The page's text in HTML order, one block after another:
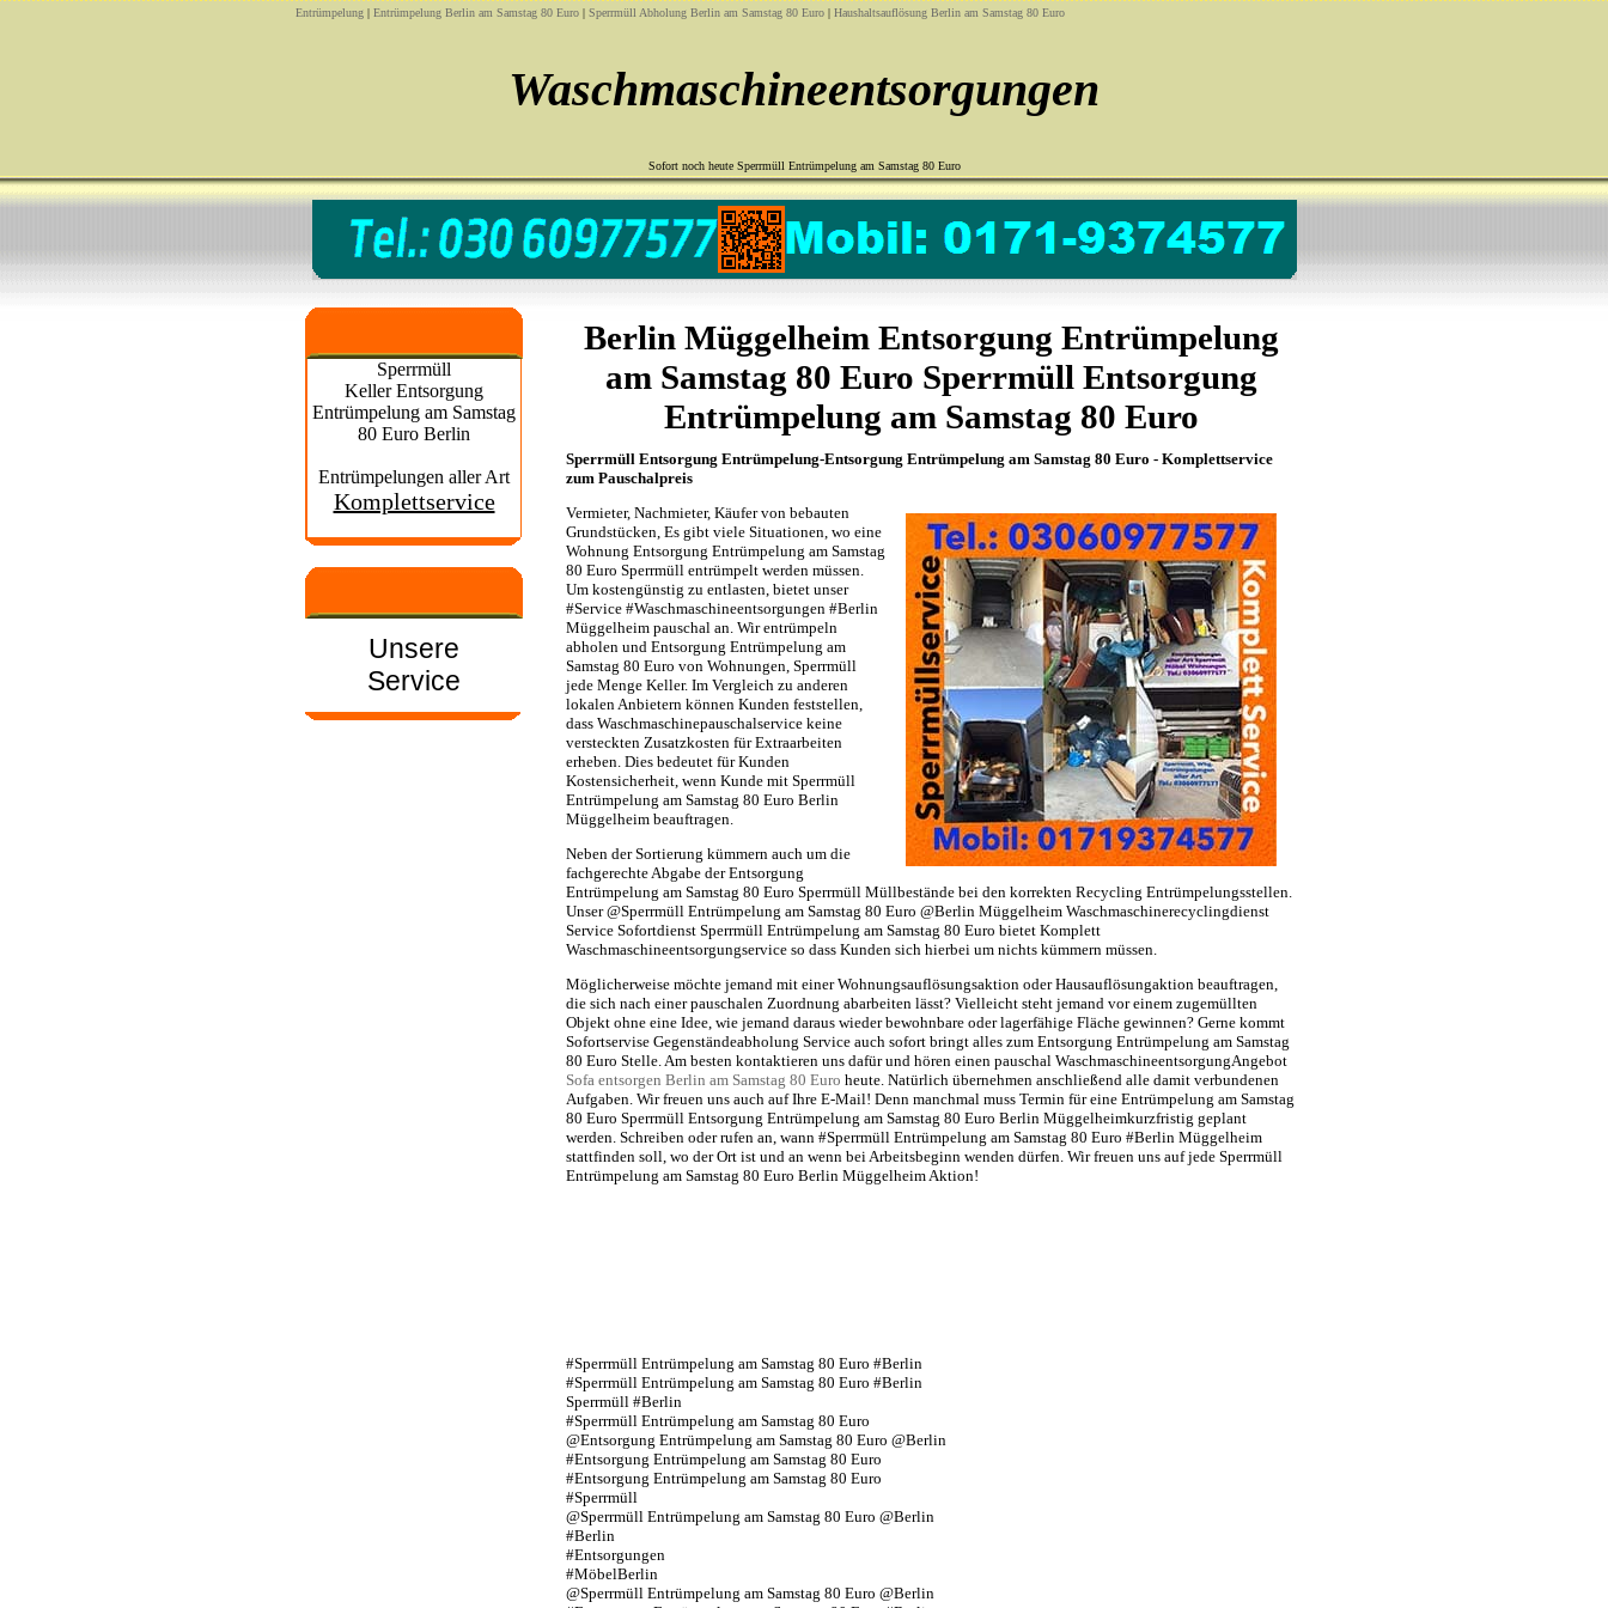
Entrümpelung | Entrümpelung Berlin am Samstag 80 Euro | Sperrmüll Abholung Berlin am Samstag 80 Euro | Haushaltsauflösung Berlin am Samstag 80 Euro
Waschmaschineentsorgungen
Sofort noch heute Sperrmüll Entrümpelung am Samstag 80 Euro
Sperrmüll
Keller Entsorgung
Entrümpelung am Samstag
80 Euro Berlin
Entrümpelungen aller Art
Komplettservice
Unsere
Service
Berlin Müggelheim Entsorgung Entrümpelung
am Samstag 80 Euro Sperrmüll Entsorgung
Entrümpelung am Samstag 80 Euro
Sperrmüll Entsorgung Entrümpelung-Entsorgung Entrümpelung am Samstag 80 Euro - Komplettservice
zum Pauschalpreis
Vermieter, Nachmieter, Käufer von bebauten
Grundstücken, Es gibt viele Situationen, wo eine
Wohnung Entsorgung Entrümpelung am Samstag
80 Euro Sperrmüll entrümpelt werden müssen.
Um kostengünstig zu entlasten, bietet unser
#Service #Waschmaschineentsorgungen #Berlin
Müggelheim pauschal an. Wir entrümpeln
abholen und Entsorgung Entrümpelung am
Samstag 80 Euro von Wohnungen, Sperrmüll
jede Menge Keller. Im Vergleich zu anderen
lokalen Anbietern können Kunden feststellen,
dass Waschmaschinepauschalservice keine
versteckten Zusatzkosten für Extraarbeiten
erheben. Dies bedeutet für Kunden
Kostensicherheit, wenn Kunde mit Sperrmüll
Entrümpelung am Samstag 80 Euro Berlin
Müggelheim beauftragen.
Neben der Sortierung kümmern auch um die
fachgerechte Abgabe der Entsorgung
Entrümpelung am Samstag 80 Euro Sperrmüll Müllbestände bei den korrekten Recycling Entrümpelungsstellen.
Unser @Sperrmüll Entrümpelung am Samstag 80 Euro @Berlin Müggelheim Waschmaschinerecyclingdienst
Service Sofortdienst Sperrmüll Entrümpelung am Samstag 80 Euro bietet Komplett
Waschmaschineentsorgungservice so dass Kunden sich hierbei um nichts kümmern müssen.
Möglicherweise möchte jemand mit einer Wohnungsauflösungsaktion oder Hausauflösungaktion beauftragen,
die sich nach einer pauschalen Zuordnung abarbeiten lässt? Vielleicht steht jemand vor einem zugemüllten
Objekt ohne eine Idee, wie jemand daraus wieder bewohnbare oder lagerfähige Fläche gewinnen? Gerne kommt
Sofortservise Gegenständeabholung Service auch sofort bringt alles zum Entsorgung Entrümpelung am Samstag
80 Euro Stelle. Am besten kontaktieren uns dafür und hören einen pauschal WaschmaschineentsorgungAngebot
Sofa entsorgen Berlin am Samstag 80 Euro heute. Natürlich übernehmen anschließend alle damit verbundenen
Aufgaben. Wir freuen uns auch auf Ihre E-Mail! Denn manchmal muss Termin für eine Entrümpelung am Samstag
80 Euro Sperrmüll Entsorgung Entrümpelung am Samstag 80 Euro Berlin Müggelheimkurzfristig geplant
werden. Schreiben oder rufen an, wann #Sperrmüll Entrümpelung am Samstag 80 Euro #Berlin Müggelheim
stattfinden soll, wo der Ort ist und an wenn bei Arbeitsbeginn wenden dürfen. Wir freuen uns auf jede Sperrmüll
Entrümpelung am Samstag 80 Euro Berlin Müggelheim Aktion!
#Sperrmüll Entrümpelung am Samstag 80 Euro #Berlin
#Sperrmüll Entrümpelung am Samstag 80 Euro #Berlin
Sperrmüll #Berlin
#Sperrmüll Entrümpelung am Samstag 80 Euro
@Entsorgung Entrümpelung am Samstag 80 Euro @Berlin
#Entsorgung Entrümpelung am Samstag 80 Euro
#Entsorgung Entrümpelung am Samstag 80 Euro
#Sperrmüll
@Sperrmüll Entrümpelung am Samstag 80 Euro @Berlin
#Berlin
#Entsorgungen
#MöbelBerlin
@Sperrmüll Entrümpelung am Samstag 80 Euro @Berlin